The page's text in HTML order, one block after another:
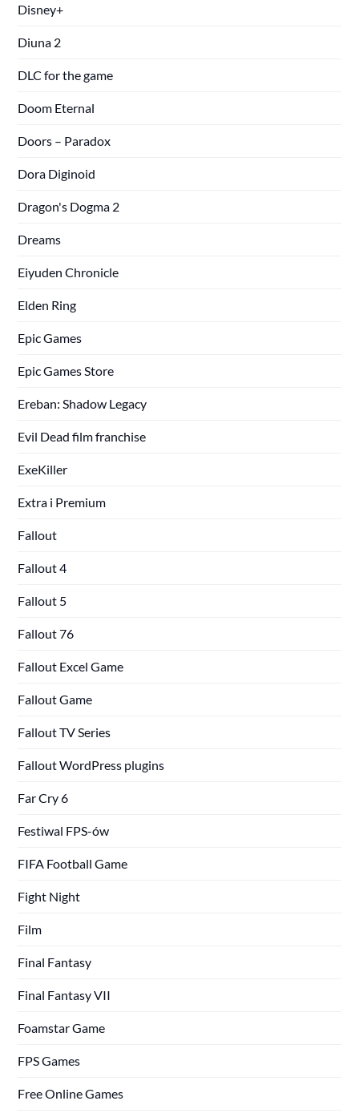
Disney+
Diuna 2
DLC for the game
Doom Eternal
Doors – Paradox
Dora Diginoid
Dragon's Dogma 2
Dreams
Eiyuden Chronicle
Elden Ring
Epic Games
Epic Games Store
Ereban: Shadow Legacy
Evil Dead film franchise
ExeKiller
Extra i Premium
Fallout
Fallout 4
Fallout 5
Fallout 76
Fallout Excel Game
Fallout Game
Fallout TV Series
Fallout WordPress plugins
Far Cry 6
Festiwal FPS-ów
FIFA Football Game
Fight Night
Film
Final Fantasy
Final Fantasy VII
Foamstar Game
FPS Games
Free Online Games